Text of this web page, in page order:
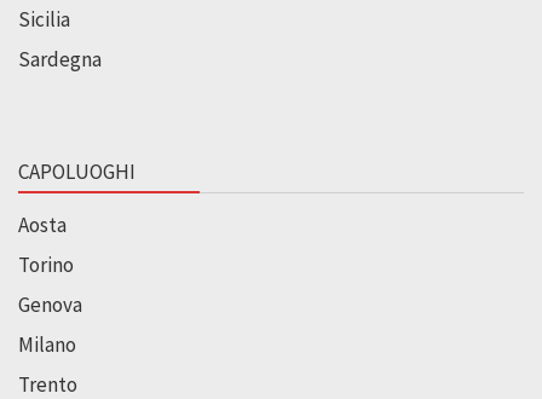
Sicilia
Sardegna
CAPOLUOGHI
Aosta
Torino
Genova
Milano
Trento